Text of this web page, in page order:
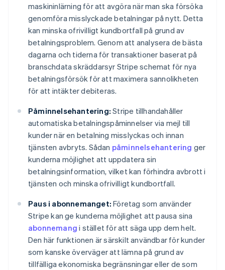
maskininlärning för att avgöra när man ska försöka
genomföra misslyckade betalningar på nytt. Detta
kan minska ofrivilligt kundbortfall på grund av
betalningsproblem. Genom att analysera de bästa
dagarna och tiderna för transaktioner baserat på
branschdata skräddarsyr Stripe schemat för nya
betalningsförsök för att maximera sannolikheten
för att intäkter debiteras.
Påminnelsehantering: Stripe tillhandahåller
automatiska betalningspåminnelser via mejl till
kunder när en betalning misslyckas och innan
tjänsten avbryts. Sådan påminnelsehantering ger
kunderna möjlighet att uppdatera sin
betalningsinformation, vilket kan förhindra avbrott i
tjänsten och minska ofrivilligt kundbortfall.
Paus i abonnemanget: Företag som använder
Stripe kan ge kunderna möjlighet att pausa sina
abonnemang i stället för att säga upp dem helt.
Den här funktionen är särskilt användbar för kunder
som kanske överväger att lämna på grund av
tillfälliga ekonomiska begränsningar eller de som